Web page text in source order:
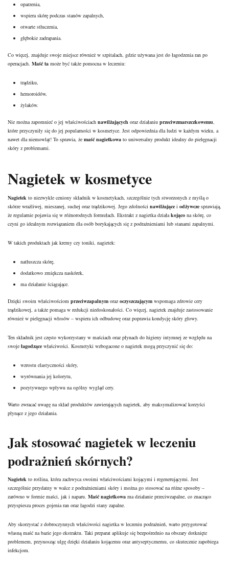
oparzenia,
wspiera skórę podczas stanów zapalnych,
otwarte stłuczenia,
głębokie zadrapania.
Co więcej, znajduje swoje miejsce również w szpitalach, gdzie używana jest do łagodzenia ran po
operacjach. Maść ta może być także pomocna w leczeniu:
trądziku,
hemoroidów,
żylaków.
Nie można zapomnieć o jej właściwościach nawilżających oraz działaniu przeciwzmarszczkowemu,
które przyczyniły się do jej popularności w kosmetyce. Jest odpowiednia dla ludzi w każdym wieku, a
nawet dla niemowląt! To sprawia, że maść nagietkowa to uniwersalny produkt idealny do pielęgnacji
skóry z problemami.
Nagietek w kosmetyce
Nagietek to niezwykle ceniony składnik w kosmetykach, szczególnie tych stworzonych z myślą o
skórze wrażliwej, mieszanej, suchej oraz trądzikowej. Jego zdolności nawilżające i odżywcze sprawiają,
że regularnie pojawia się w różnorodnych formułach. Ekstrakt z nagietka działakojąco na skórę, co
czyni go idealnym rozwiązaniem dla osób borykających się z podrażnieniami lub stanami zapalnymi.
W takich produktach jak kremy czy toniki, nagietek:
natłuszcza skórę,
dodatkowo zmiękcza naskórek,
ma działanie ściągające.
Dzięki swoim właściwościom przeciwzapalnym oraz oczyszczającym wspomaga zdrowie cery
trądzikowej, a także pomaga w redukcji niedoskonałości. Co więcej, nagietek znajduje zastosowanie
również w pielęgnacji włosów – wspiera ich odbudowę oraz poprawia kondycję skóry głowy.
Ten składnik jest często wykorzystany w maściach oraz płynach do higieny intymnej ze względu na
swoje łagodzące właściwości. Kosmetyki wzbogacone o nagietek mogą przyczynić się do:
wzrostu elastyczności skóry,
wyrównania jej kolorytu,
pozytywnego wpływu na ogólny wygląd cery.
Warto zwracać uwagę na skład produktów zawierających nagietek, aby maksymalizować korzyści
płynące z jego działania.
Jak stosować nagietek w leczeniu
podrażnień skórnych?
Nagietek to roślina, która zachwyca swoimi właściwościami kojącymi i regenerującymi. Jest
szczególnie przydatny w walce z podrażnieniami skóry i można go stosować na różne sposoby –
zarówno w formie maści, jak i naparu. Maść nagietkowa ma działanie przeciwzapalne, co znacząco
przyspiesza proces gojenia ran oraz łagodzi stany zapalne.
Aby skorzystać z dobroczynnych właściwości nagietka w leczeniu podrażnień, warto przygotować
własną maść na bazie jego ekstraktu. Taki preparat aplikuje się bezpośrednio na obszary dotknięte
problemem, przynosząc ulgę dzięki działaniu kojącemu oraz antyseptycznemu, co skutecznie zapobiega
infekcjom.